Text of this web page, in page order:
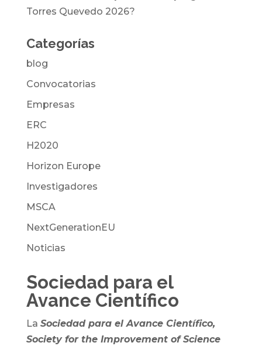
Torres Quevedo 2026?
Categorías
blog
Convocatorias
Empresas
ERC
H2020
Horizon Europe
Investigadores
MSCA
NextGenerationEU
Noticias
Sociedad para el
Avance Científico
La Sociedad para el Avance Científico,
Society for the Improvement of Science